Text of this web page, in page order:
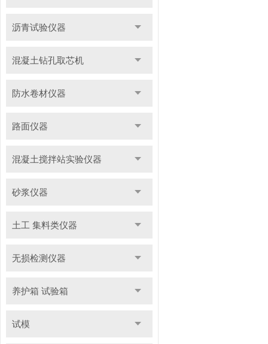
沥青试验仪器
混凝土钻孔取芯机
防水卷材仪器
路面仪器
混凝土搅拌站实验仪器
砂浆仪器
土工 集料类仪器
无损检测仪器
养护箱 试验箱
试模